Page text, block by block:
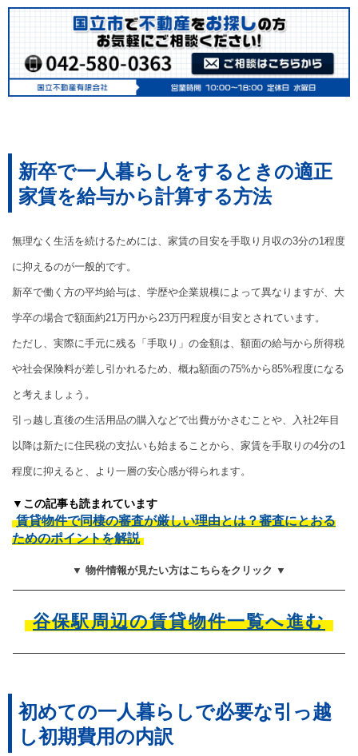
新卒で一人暮らしをするときの適正
家賃を給与から計算する方法
無理なく生活を続けるためには、家賃の目安を手取り月収の3分の1程度
に抑えるのが一般的です。
新卒で働く方の平均給与は、学歴や企業規模によって異なりますが、大
学卒の場合で額面約21万円から23万円程度が目安とされています。
ただし、実際に手元に残る「手取り」の金額は、額面の給与から所得税
や社会保険料が差し引かれるため、概ね額面の75%から85%程度になる
と考えましょう。
引っ越し直後の生活用品の購入などで出費がかさむことや、入社2年目
以降は新たに住民税の支払いも始まることから、家賃を手取りの4分の1
程度に抑えると、より一層の安心感が得られます。
▼この記事も読まれています
賃貸物件で同棲の審査が厳しい理由とは？審査にとおる
ためのポイントを解説
▼ 物件情報が見たい方はこちらをクリック ▼
谷保駅周辺の賃貸物件一覧へ進む
初めての一人暮らしで必要な引っ越
し初期費用の内訳